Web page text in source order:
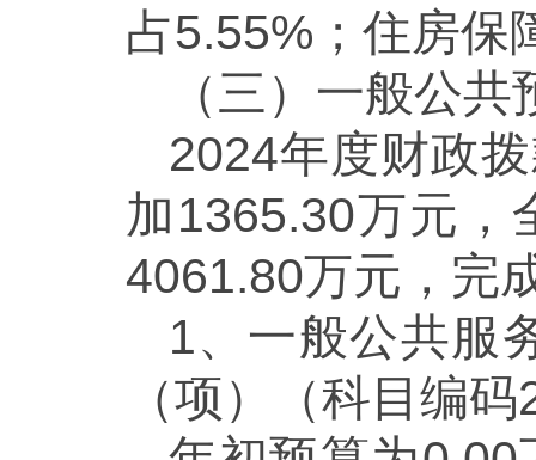
占5.55%；住房保
（三）一般公
2024年度财政
加1365.30万元，
4061.80万元，完
1、一般公共服
（项）（科目编